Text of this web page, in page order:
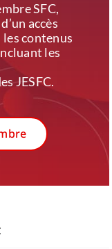
SFC,
accès
contenus
les
JESFC.